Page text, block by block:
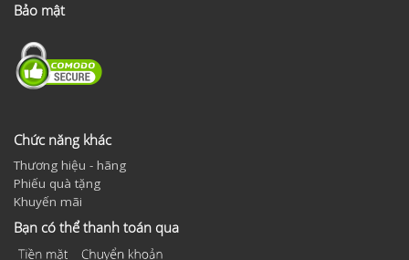
Bảo mật
Chức năng khác
Thương hiệu - hãng
Phiếu quà tặng
Khuyến mãi
Bạn có thể thanh toán qua